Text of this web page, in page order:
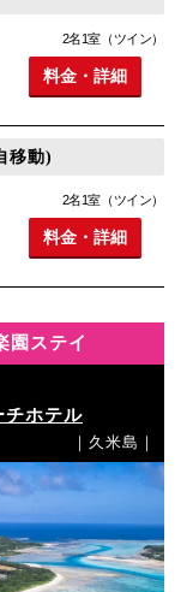
2名1室（ツイン）
料金・詳細
移動)
2名1室（ツイン）
料金・詳細
園ステイ
チホテル
｜久米島｜